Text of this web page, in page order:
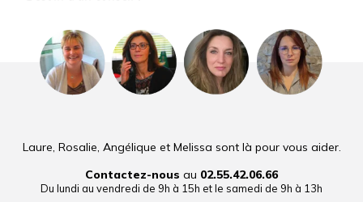
Laure, Rosalie, Angélique et Melissa sont là pour vous aider.
Contactez-nous au 02.55.42.06.66
Du lundi au vendredi de 9h à 15h et le samedi de 9h à 13h